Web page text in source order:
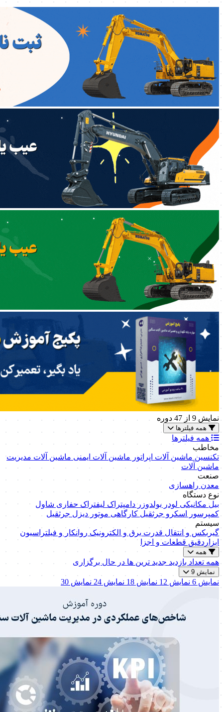
نمایش9 از 47 دوره
همه فیلترها
همه فیلترها
مخاطب
تکنسین ماشین آلات اپراتور ماشین آلات ایمنی ماشین آلات مدیریت
ماشین آلات
صنعت
معدن راهسازی
نوع دستگاه
بیل مکانیکی لودر بولدوزردامپتراک لیفتراک حفاری شاول
کمپرسور اسکرو جرثقیل کارگاهی موتور دیزل جرثقیل
سیستم
گیربکس و انتقال قدرت برق و الکترونیک روانکار و فیلتراسیون
ابزاردقیق قطعات و اجزا
همه
همه تعداد بازدید جدید ترین هادر حال برگزاری
نمایش 9
نمایش 6 نمایش 12 نمایش 18 نمایش 24 نمایش 30